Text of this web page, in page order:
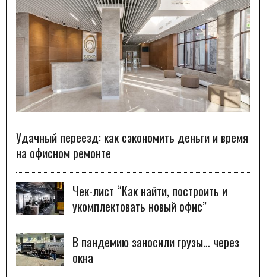
Удачный переезд: как сэкономить деньги и время
на офисном ремонте
Чек-лист “Как найти, построить и
укомплектовать новый офис”
В пандемию заносили грузы… через
окна